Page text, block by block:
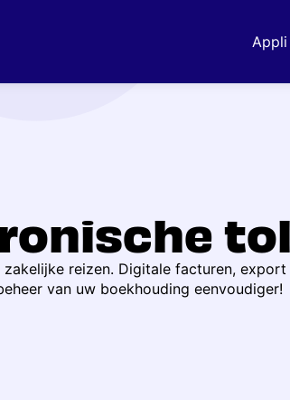
Appli
reizen. Digitale facturen,
van uw boekhouding eenvoudiger!